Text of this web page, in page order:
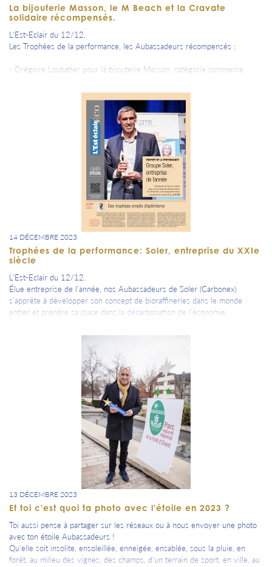
La bijouterie Masson, le M Beach et la Cravate
solidaire récompensés.
L'Est-Eclair du 12/12.
Les Trophées de la performance, les Aubassadeurs récompensés :
- Grégoire Loubatier pour la bijouterie Masson, catégorie commerce,
catégorie Territoire et Tourisme,
- La Cravate Solidaire, prix Coup de coeur.
Future Pépite Aubassadeurs 2024, la Cravate Solidaire intègrera le
14 DÉCEMBRE 2023
Trophées de la performance: Soler, entreprise du XXIe
siècle
L'Est-Eclair du 12/12.
Élue entreprise de l’année, nos Aubassadeurs de Soler (Carbonex)
s’apprête à développer son concept de bioraffineries dans le monde
entier et prendre sa place dans la décarbonation de l’économie.
13 DÉCEMBRE 2023
Et toi c'est quoi ta photo avec l'étoile en 2023 ?
Toi aussi pense à partager sur les réseaux ou à nous envoyer une photo
avec ton étoile Aubassadeurs !
Qu'elle soit insolite, ensoleillée, enneigée, ensablée, sous la pluie, en
forêt, au milieu des vignes, des champs, d'un terrain de sport, en ville, au